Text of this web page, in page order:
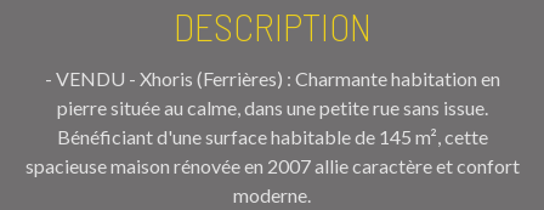
DESCRIPTION
- VENDU - Xhoris (Ferrières) : Charmante habitation en
pierre située au calme, dans une petite rue sans issue.
Bénéficiant d'une surface habitable de 145 m², cette
spacieuse maison rénovée en 2007 allie caractère et confort
moderne.